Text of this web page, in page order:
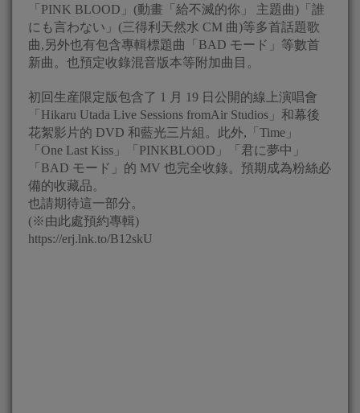
「PINK BLOOD」(動畫「給不滅的你」 主題曲)「誰
にも言わない」(三得利天然水 CM 曲)等多首話題歌
曲,另外也有包含專輯標題曲「BAD モード」等數首
新曲。也預定收錄混音版本等附加曲目。
初回生産限定版包含了 1 月 19 日公開的線上演唱會
「Hikaru Utada Live Sessions fromAir Studios」和幕後
花絮影片的 DVD 和藍光三片組。此外,「Time」
「One Last Kiss」「PINKBLOOD」「君に夢中」
「BAD モード」的 MV 也完全收錄。預期成為粉絲必
備的收藏品。
也請期待這一部分。
(※由此處預約專輯)
https://erj.lnk.to/B12skU